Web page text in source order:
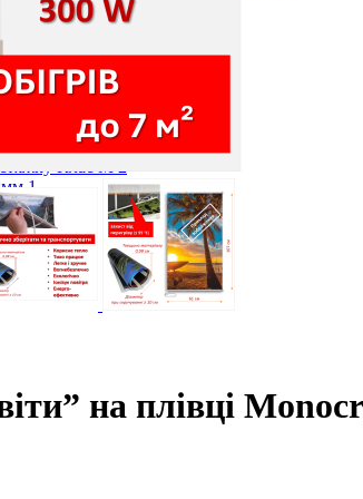
Під плитку. Клас М 1
1
м.п.)
кабеля
на плівці